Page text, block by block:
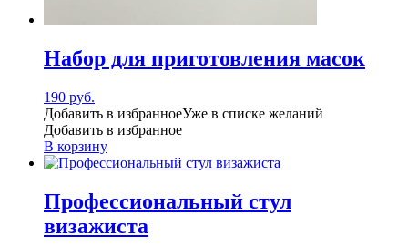
Набор для приготовления масок
190 руб.
Добавить в избранноеУже в списке желаний
Добавить в избранное
В корзину
Профессиональный стул
визажиста